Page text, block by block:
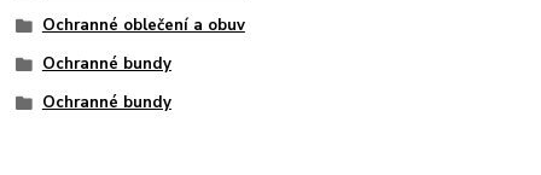
Ochranné oblečení a obuv
Ochranné bundy
Ochranné bundy